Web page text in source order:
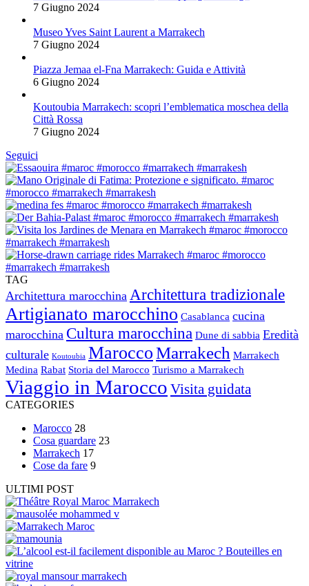
7 Giugno 2024
Museo Yves Saint Laurent a Marrakech
7 Giugno 2024
Piazza Jemaa el-Fna Marrakech: Guida e Attività
6 Giugno 2024
Koutoubia Marrakech: scopri l’emblematica moschea della
Città Rossa
7 Giugno 2024
Seguici
TAG
Architettura marocchina Architettura tradizionale
Artigianato marocchino Casablanca cucina
marocchina Cultura marocchina Dune di sabbia Eredità
culturale Koutoubia MaroccoMarrakech Marrakech
Medina Rabat Storia del Marocco Turismo a Marrakech
Viaggio in Marocco Visita guidata
CATEGORIES
Marocco 28
Cosa guardare 23
Marrakech 17
Cose da fare 9
ULTIMI POST